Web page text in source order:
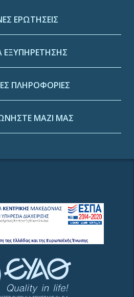
ΕΡΩΤΗΣΕΙΣ
ΕΞΥΠΗΡΕΤΗΣΗΣ
ΠΛΗΡΟΦΟΡΙΕΣ
ΜΑΖΙ ΜΑΣ